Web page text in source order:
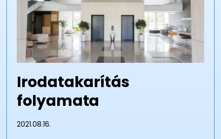
Irodatakarítás
folyamata
2021.08.16.